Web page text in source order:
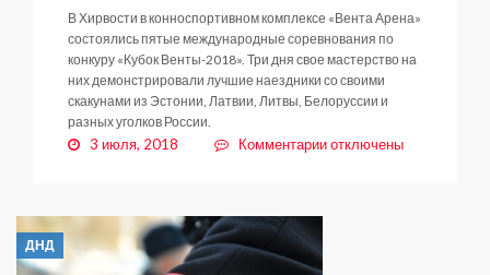
В Хирвости в конноспортивном комплексе «Вента Арена»
состоялись пятые международные соревнования по
конкуру «Кубок Венты-2018». Три дня свое мастерство на
них демонстрировали лучшие наездники со своими
скакунами из Эстонии, Латвии, Литвы, Белоруссии и
разных уголков России.
3 июля, 2018 Комментариикотключены
ДНД